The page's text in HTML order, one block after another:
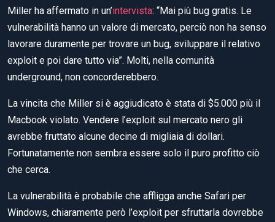
Miller ha affermato in un’intervista: “Mai più bug gratis. Le
vulnerabilità hanno un valore di mercato, perciò non ha senso
lavorare duramente per trovare un bug, sviluppare il relativo
exploit e poi dare tutto via”. Molti, nella comunità
underground, non concorderebbero.
La vincita che Miller si è aggiudicato è stata di $5.000 più il
Macbook violato. Vendere l’exploit sul mercato nero gli
avrebbe fruttato alcune decine di migliaia di dollari.
Fortunatamente non sembra essere solo il puro profitto ciò
che cerca.
La vulnerabilità è probabile che affligga anche Safari per
Windows, chiaramente però l’exploit per sfruttarla dovrebbe